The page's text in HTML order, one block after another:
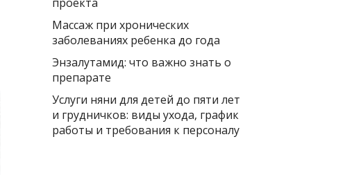
Массаж при хронических
заболеваниях ребенка до года
Энзалутамид: что важно знать о
препарате
Услуги няни для детей до пяти лет
и грудничков: виды ухода, график
работы и требования к персоналу